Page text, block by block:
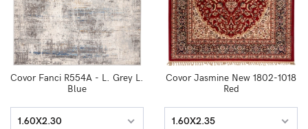
Covor Fanci R554A - L. Grey L.
Blue
1.60X2.30
Covor Jasmine New 1802-1018
Red
1.60X2.35